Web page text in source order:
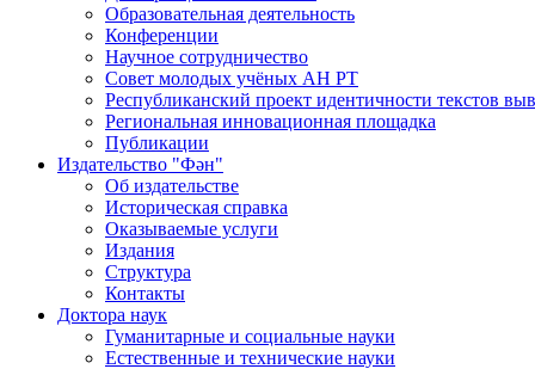
Образовательная деятельность
Конференции
Научное сотрудничество
Совет молодых учёных АН РТ
Республиканский проект идентичности текстов
Региональная инновационная площадка
Публикации
Издательство "Фән"
Об издательстве
Историческая справка
Оказываемые услуги
Издания
Структура
Контакты
Доктора наук
Гуманитарные и социальные науки
Естественные и технические науки